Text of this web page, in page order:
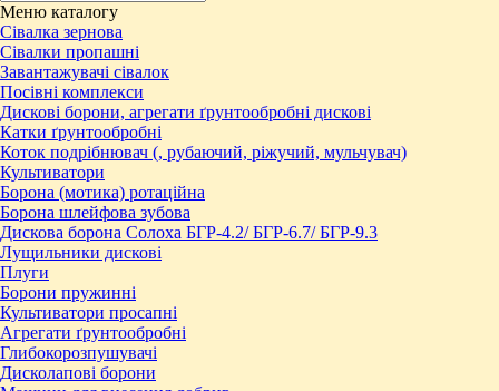
Меню каталогу
Сівалка зернова
Сівалки пропашні
Завантажувачі сівалок
Посівні комплекси
Дискові борони, агрегати ґрунтообробні дискові
Катки ґрунтообробні
Коток подрібнювач (, рубаючий, ріжучий, мульчувач)
Культиватори
Борона (мотика) ротаційна
Борона шлейфова зубова
Дискова борона Солоха БГР-4.2/ БГР-6.7/ БГР-9.3
Лущильники дискові
Плуги
Борони пружинні
Культиватори просапні
Агрегати ґрунтообробні
Глибокорозпушувачі
Дисколапові борони